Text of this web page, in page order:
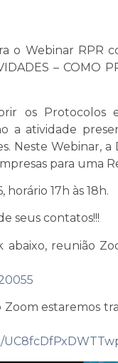
o Webinar RPR
– COMO
os Protocolos
a atividade
Neste Webinar, a
para uma
17h às 18h.
seus contatos!!!
reunião
Zoom estaremos